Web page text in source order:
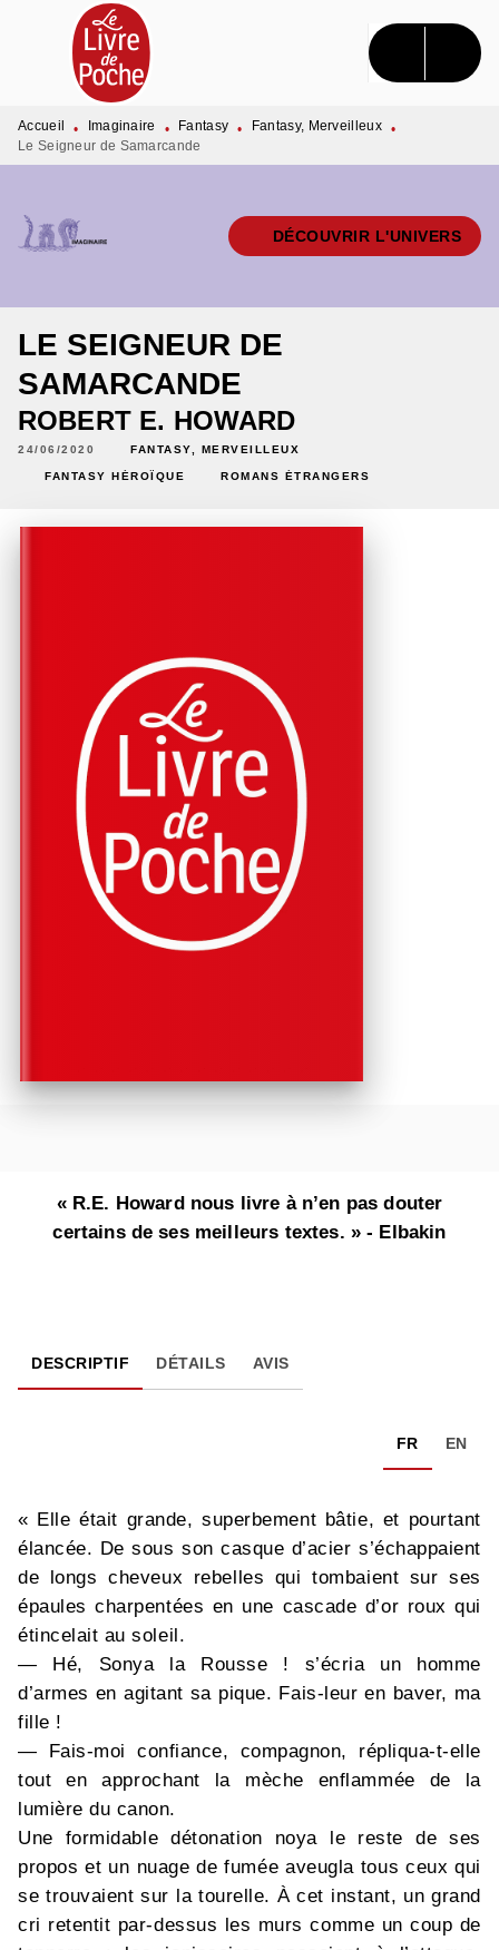
MENU RECHERCHE CONTENU
PIED DE PAGE
Accueil • Imaginaire • Fantasy • Fantasy, Merveilleux •
Le Seigneur de Samarcande
DÉCOUVRIR L'UNIVERS
LE SEIGNEUR DE
SAMARCANDE
ROBERT E. HOWARD
24/06/2020 FANTASY, MERVEILLEUX
FANTASY HÉROÏQUE ROMANS ÉTRANGERS
« R.E. Howard nous livre à n’en pas douter
certains de ses meilleurs textes. » - Elbakin
DESCRIPTIF DÉTAILS AVIS
FR EN
« Elle était grande, superbement bâtie, et pourtant
élancée. De sous son casque d’acier s’échappaient
de longs cheveux rebelles qui tombaient sur ses
épaules charpentées en une cascade d’or roux qui
étincelait au soleil.
— Hé, Sonya la Rousse ! s’écria un homme
d’armes en agitant sa pique. Fais-leur en baver, ma
fille !
— Fais-moi confiance, compagnon, répliqua-t-elle
tout en approchant la mèche enflammée de la
lumière du canon.
Une formidable détonation noya le reste de ses
propos et un nuage de fumée aveugla tous ceux qui
se trouvaient sur la tourelle. À cet instant, un grand
cri retentit par-dessus les murs comme un coup de